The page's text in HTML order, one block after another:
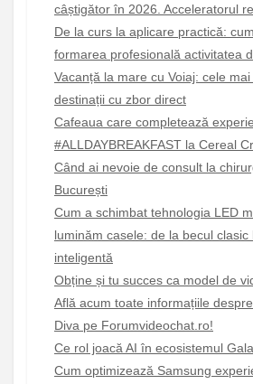
câștigător în 2026. Acceleratorul
De la curs la aplicare practică:
formarea profesională activitatea
Vacanță la mare cu Voiaj: cele
destinații cu zbor direct
Cafeaua care completează
#ALLDAYBREAKFAST la Cereal
Când ai nevoie de consult la
București
Cum a schimbat tehnologia LED
luminăm casele: de la becul clasic
inteligentă
Obține și tu succes ca model de
Află acum toate informațiile
Diva pe Forumvideochat.ro!
Ce rol joacă AI în ecosistemul
Cum optimizează Samsung